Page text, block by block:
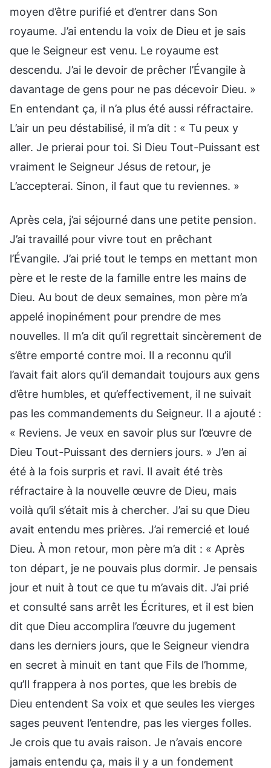
moyen d’être purifié et d’entrer dans Son
royaume. J’ai entendu la voix de Dieu et je sais
que le Seigneur est venu. Le royaume est
descendu. J’ai le devoir de prêcher l’Évangile à
davantage de gens pour ne pas décevoir Dieu. »
En entendant ça, il n’a plus été aussi réfractaire.
L’air un peu déstabilisé, il m’a dit : « Tu peux y
aller. Je prierai pour toi. Si Dieu Tout-Puissant est
vraiment le Seigneur Jésus de retour, je
L’accepterai. Sinon, il faut que tu reviennes. »
Après cela, j’ai séjourné dans une petite pension.
J’ai travaillé pour vivre tout en prêchant
l’Évangile. J’ai prié tout le temps en mettant mon
père et le reste de la famille entre les mains de
Dieu. Au bout de deux semaines, mon père m’a
appelé inopinément pour prendre de mes
nouvelles. Il m’a dit qu’il regrettait sincèrement de
s’être emporté contre moi. Il a reconnu qu’il
l’avait fait alors qu’il demandait toujours aux gens
d’être humbles, et qu’effectivement, il ne suivait
pas les commandements du Seigneur. Il a ajouté :
« Reviens. Je veux en savoir plus sur l’œuvre de
Dieu Tout-Puissant des derniers jours. » J’en ai
été à la fois surpris et ravi. Il avait été très
réfractaire à la nouvelle œuvre de Dieu, mais
voilà qu’il s’était mis à chercher. J’ai su que Dieu
avait entendu mes prières. J’ai remercié et loué
Dieu. À mon retour, mon père m’a dit : « Après
ton départ, je ne pouvais plus dormir. Je pensais
jour et nuit à tout ce que tu m’avais dit. J’ai prié
et consulté sans arrêt les Écritures, et il est bien
dit que Dieu accomplira l’œuvre du jugement
dans les derniers jours, que le Seigneur viendra
en secret à minuit en tant que Fils de l’homme,
qu’Il frappera à nos portes, que les brebis de
Dieu entendent Sa voix et que seules les vierges
sages peuvent l’entendre, pas les vierges folles.
Je crois que tu avais raison. Je n’avais encore
jamais entendu ça, mais il y a un fondement